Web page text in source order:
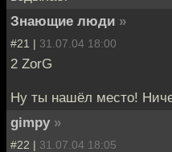
Знающие люди »
#21 | 31.07.04 18:00
2 ZorG
Ну ты нашёл место!
gimpy »
#22 | 31.07.04 18:05